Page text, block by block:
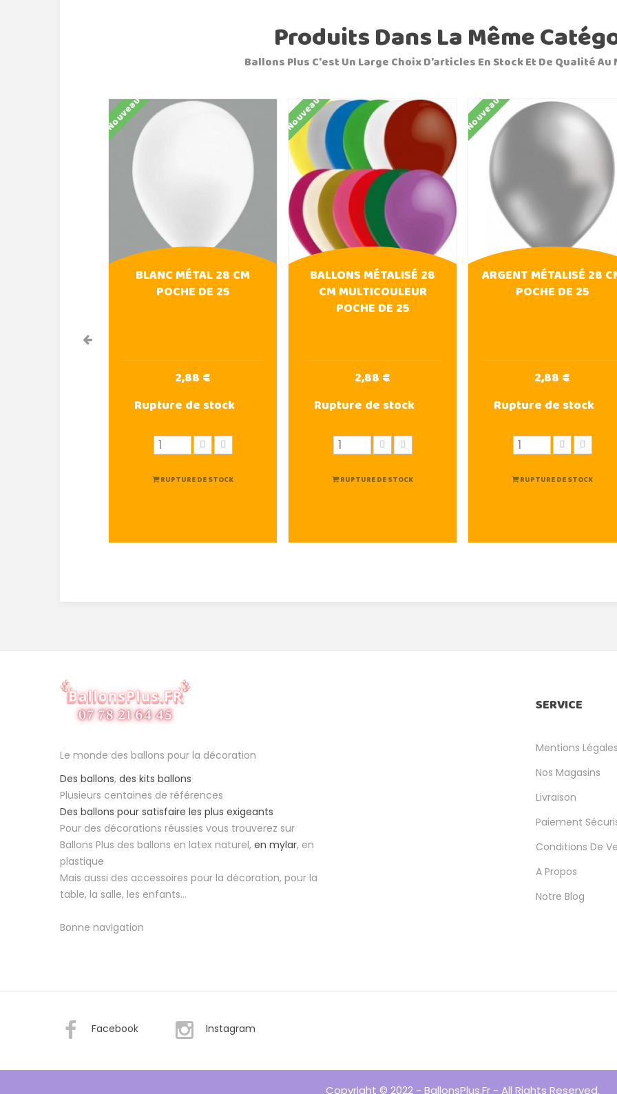
Produits Dans La Même
Ballons Plus C'est Un Large Choix D'articles En Stock Et De Qualité
Nouveau
BLANC MÉTAL 28 CM
POCHE DE 25
2,88 €
Rupture de stock
RUPTURE DE STOCK
Nouveau
BALLONS MÉTALISÉ 28
CM MULTICOULEUR
POCHE DE 25
2,88 €
Rupture de stock
RUPTURE DE STOCK
Nouveau
ARGENT MÉTALISÉ 28
POCHE DE 25
2,88 €
Rupture de stock
RUPTURE DE STOCK
Le monde des ballons pour la décoration
Des ballons, des kits ballons
Plusieurs centaines de références
Des ballons pour satisfaire les plus exigeants
Pour des décorations réussies vous trouverez sur
Ballons Plus des ballons en latex naturel, en mylar, en
plastique
Mais aussi des accessoires pour la décoration, pour la
table, la salle, les enfants...
Bonne navigation
SERVICE
Mentions Légales
Nos Magasins
Livraison
Paiement
Conditions De
A Propos
Notre Blog
Facebook Instagram
Copyright © 2022 - BallonsPlus.fr - All Rights Reserved.